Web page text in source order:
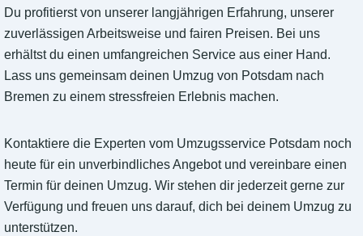
Du profitierst von unserer langjährigen Erfahrung, unserer
zuverlässigen Arbeitsweise und fairen Preisen. Bei uns
erhältst du einen umfangreichen Service aus einer Hand.
Lass uns gemeinsam deinen Umzug von Potsdam nach
Bremen zu einem stressfreien Erlebnis machen.
Kontaktiere die Experten vom Umzugsservice Potsdam noch
heute für ein unverbindliches Angebot und vereinbare einen
Termin für deinen Umzug. Wir stehen dir jederzeit gerne zur
Verfügung und freuen uns darauf, dich bei deinem Umzug zu
unterstützen.